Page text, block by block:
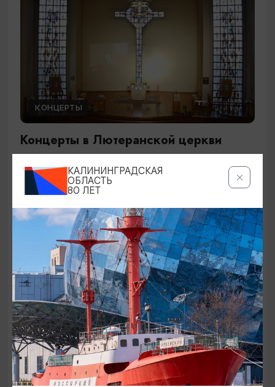
КОНЦЕРТЫ
Концерты в Лютеранской церкви
19.07.2026 - 19.08.2026, 19:00
Калининград, Евангелическо-лютеранская церковь
«Воскресения»
ОТ 250₽
ДЕТЯМ
КАЛИНИНГРАДСКАЯ
ОБЛАСТЬ
80 ЛЕТ